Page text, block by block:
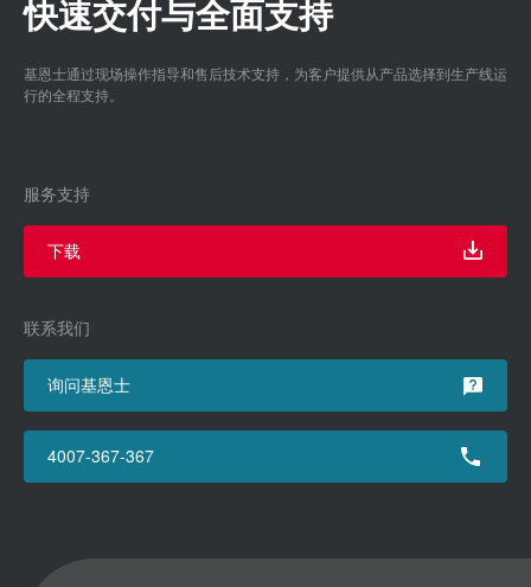
快速交付与全面支持
基恩士通过现场操作指导和售后技术支持，为客户提供从产品选择到生产线运
行的全程支持。
服务支持
下载
联系我们
询问基恩士
4007-367-367